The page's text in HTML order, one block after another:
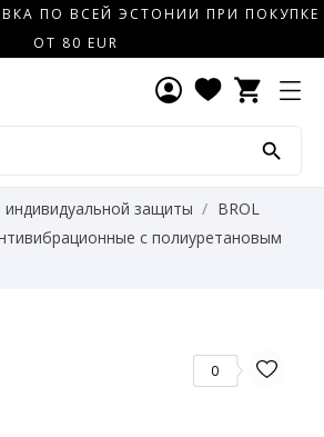
ПО ВСЕЙ ЭСТОНИИ ПРИ ПОКУПКЕ
ОТ 80 EUR
shopping_cart

индивидуальной защиты
BROL
с полиуретановым
0